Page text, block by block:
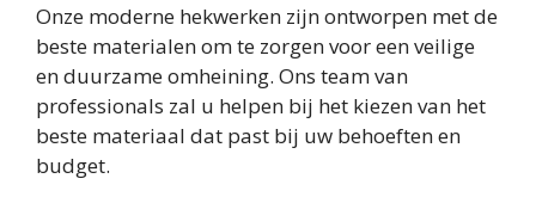
Onze moderne hekwerken zijn ontworpen met de
beste materialen om te zorgen voor een veilige
en duurzame omheining. Ons team van
professionals zal u helpen bij het kiezen van het
beste materiaal dat past bij uw behoeften en
budget.